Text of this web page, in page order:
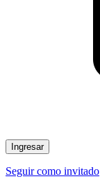
Ingresar
Seguir como invitado